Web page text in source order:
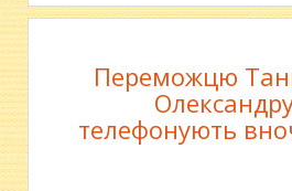
Переможцю
телефонують